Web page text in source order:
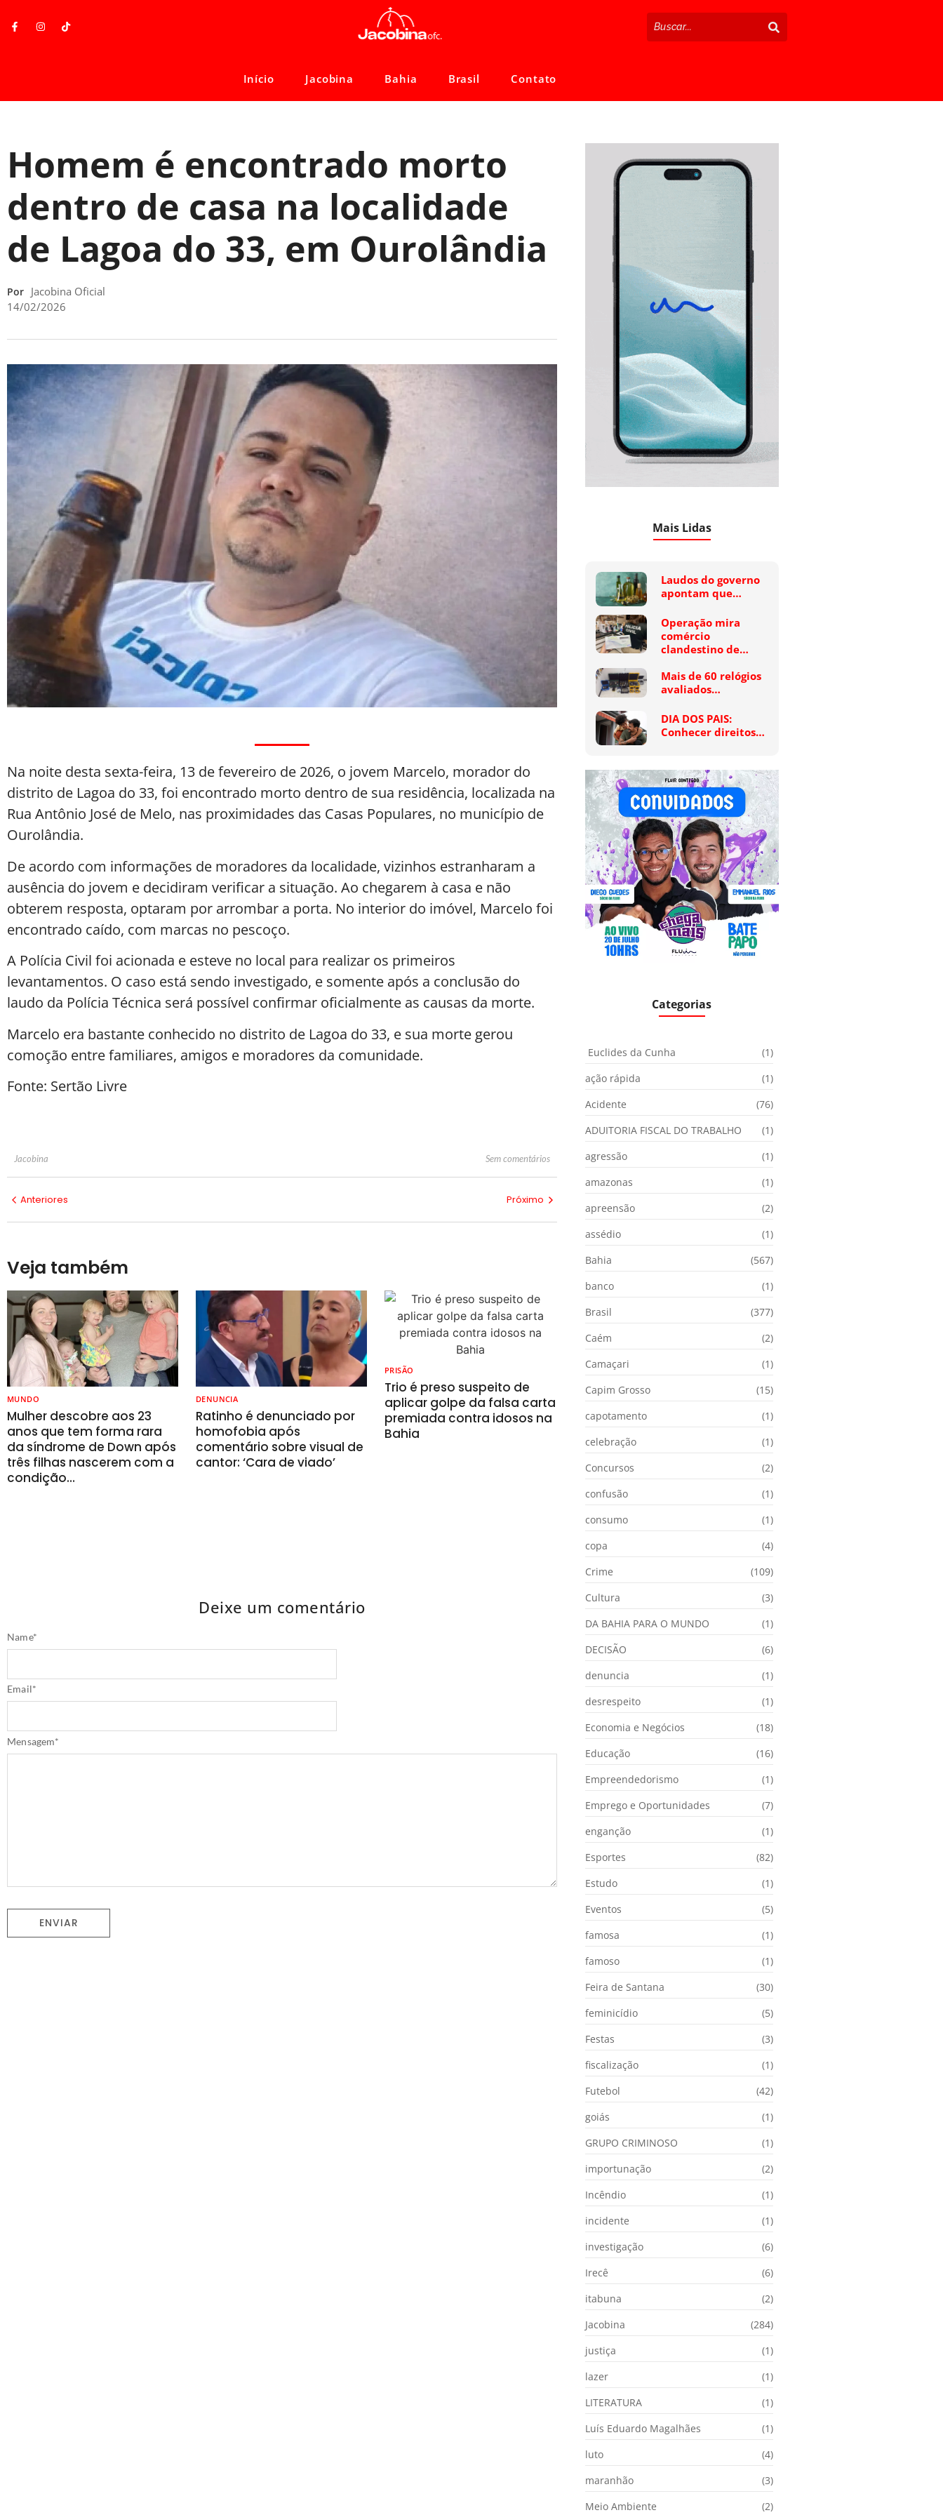
Início Jacobina Bahia Brasil Contato
Homem é encontrado morto
dentro de casa na localidade
de Lagoa do 33, em Ourolândia
Por Jacobina Oficial
14/02/2026
Na noite desta sexta-feira, 13 de fevereiro de 2026, o jovem Marcelo, morador do
distrito de Lagoa do 33, foi encontrado morto dentro de sua residência, localizada na
Rua Antônio José de Melo, nas proximidades das Casas Populares, no município de
Ourolândia.
De acordo com informações de moradores da localidade, vizinhos estranharam a
ausência do jovem e decidiram verificar a situação. Ao chegarem à casa e não
obterem resposta, optaram por arrombar a porta. No interior do imóvel, Marcelo foi
encontrado caído, com marcas no pescoço.
A Polícia Civil foi acionada e esteve no local para realizar os primeiros
levantamentos. O caso está sendo investigado, e somente após a conclusão do
laudo da Polícia Técnica será possível confirmar oficialmente as causas da morte.
Marcelo era bastante conhecido no distrito de Lagoa do 33, e sua morte gerou
comoção entre familiares, amigos e moradores da comunidade.
Fonte: Sertão Livre
Jacobina Sem comentários
Anteriores Próximo
Veja também
MUNDO
Mulher descobre aos 23
anos que tem forma rara
da síndrome de Down após
três filhas nascerem com a
condição…
DENUNCIA
Ratinho é denunciado por
homofobia após
comentário sobre visual de
cantor: ‘Cara de viado’
PRISÃO
Trio é preso suspeito de
aplicar golpe da falsa carta
premiada contra idosos na
Bahia
Deixe um comentário
Name*
Email*
Mais Lidas
Laudos do governo
apontam que…
Operação mira
comércio
clandestino de…
Mais de 60 relógios
avaliados…
DIA DOS PAIS:
Conhecer direitos…
Categorias
Euclides da Cunha
(1)
ação rápida
(1)
Acidente
(76)
ADUITORIA FISCAL DO TRABALHO
(1)
agressão
(1)
amazonas
(1)
apreensão
(2)
assédio
(1)
Bahia
(567)
banco
(1)
Brasil
(377)
Caém
(2)
Camaçari
(1)
Capim Grosso
(15)
capotamento
(1)
celebração
(1)
Concursos
(2)
confusão
(1)
consumo
(1)
copa
(4)
Crime
(109)
Cultura
(3)
DA BAHIA PARA O MUNDO
(1)
DECISÃO
(6)
denuncia
(1)
desrespeito
(1)
Economia e Negócios
(18)
Educação
(16)
Empreendedorismo
(1)
Emprego e Oportunidades
(7)
enganção
(1)
Esportes
(82)
Estudo
(1)
Eventos
(5)
famosa
(1)
famoso
(1)
Feira de Santana
(30)
feminicídio
(5)
Festas
(3)
fiscalização
(1)
Futebol
(42)
goiás
(1)
GRUPO CRIMINOSO
(1)
importunação
(2)
Incêndio
(1)
incidente
(1)
investigação
(6)
Irecê
(6)
itabuna
(2)
Jacobina
(284)
justiça
(1)
lazer
(1)
LITERATURA
(1)
Luís Eduardo Magalhães
(1)
luto
(4)
maranhão
(3)
Meio Ambiente
(2)